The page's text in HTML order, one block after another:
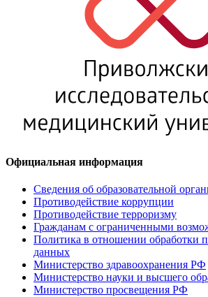
Официальная информация
Сведения об образовательной
Противодействие коррупции
Противодействие терроризму
Гражданам с ограниченными
Политика в отношении обработки
данных
Министерство здравоохранения РФ
Министерство науки и высшего
Министерство просвещения РФ